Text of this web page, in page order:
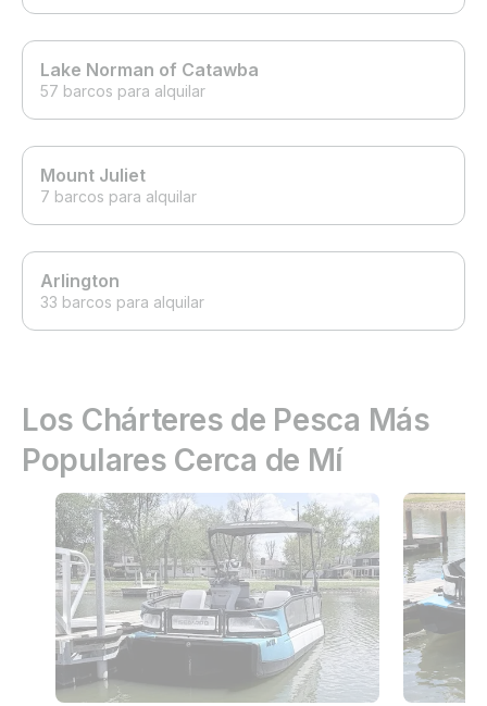
Lake Norman of Catawba
57 barcos para alquilar
Mount Juliet
7 barcos para alquilar
Arlington
33 barcos para alquilar
Los Chárteres de Pesca Más
Populares Cerca de Mí